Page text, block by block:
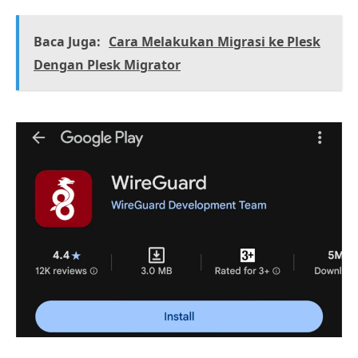
Baca Juga: Cara Melakukan Migrasi ke Plesk
Dengan Plesk Migrator